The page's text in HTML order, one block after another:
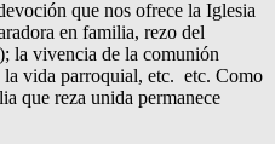
que nos ofrece la Iglesia
en familia, rezo del
la vivencia de la comunión
la vida parroquial, etc. etc. Como
que reza unida permanece